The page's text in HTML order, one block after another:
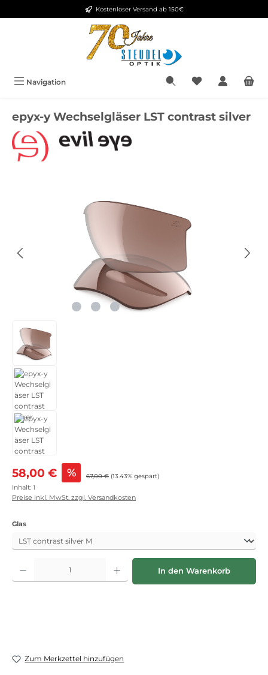
Zum Hauptinhalt springenKostenloser Versand ab 150€
Navigation
epyx-y Wechselgläser LST contrast silver
Verkaufspreis:
58,00 € % Regulärer Preis:
67,00 € (13.43% gespart)
Inhalt: 1
Preise inkl. MwSt. zzgl. Versandkosten
Glasauswählen
Produkt Anzahl: Gib den gewünschten Wert ein oder benutze die
In den Warenkorb
Zum Merkzettel hinzufügen